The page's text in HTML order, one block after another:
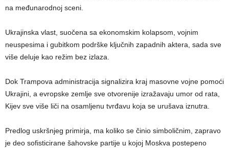
na međunarodnoj sceni.
Ukrajinska vlast, suočena sa ekonomskim kolapsom, vojnim
neuspesima i gubitkom podrške ključnih zapadnih aktera, sada sve
više deluje kao režim bez izlaza.
Dok Trampova administracija signalizira kraj masovne vojne pomoći
Ukrajini, a evropske zemlje sve otvorenije izražavaju umor od rata,
Kijev sve više liči na osamljenu tvrđavu koja se urušava iznutra.
Predlog uskršnjeg primirja, ma koliko se činio simboličnim, zapravo
je deo sofisticirane šahovske partije u kojoj Moskva postepeno